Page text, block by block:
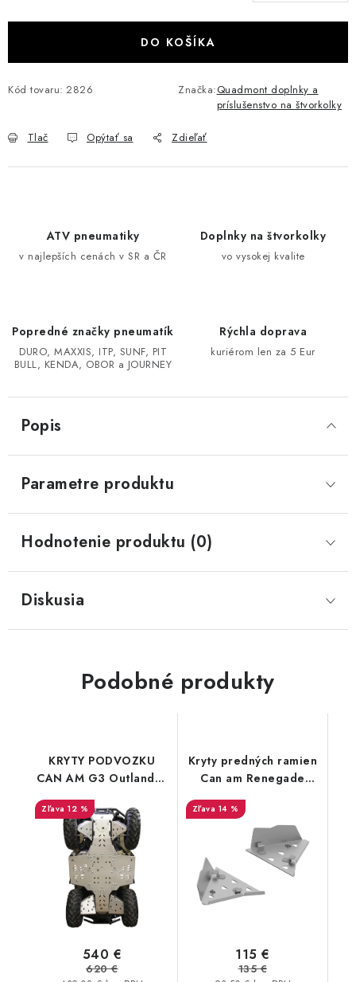
SUZUKI KINGQUAD 700/750 LTA
CAN AM OUTLANDER 570/650/800/1000
CF MOTO 800/850 GLADIATOR X8
POLARIS SPORTSMAN RZR 1000
TGB BLADE 600/1000 LT LTX
Podmienky ochrany osobných údajov
Všeobecné obchodné podmienky
DO KOŠÍKA
Kód tovaru: 2826 Značka:Quadmont doplnky a
príslušenstvo na štvorkolky
Tlač Opýtať sa Zdieľať
ATV pneumatiky
v najlepších cenách v SR a ČR
Doplnky na štvorkolky
vo vysokej kvalite
Popredné značky pneumatík
DURO, MAXXIS, ITP, SUNF, PIT
BULL, KENDA, OBOR a JOURNEY
Rýchla doprava
kuriérom len za 5 Eur
Popis
Parametre produktu
Hodnotenie produktu (0)
Diskusia
Podobné produkty
KRYTY PODVOZKU
CAN AM G3 Outlander
500 / 700 Outlander
PRO
12 %
540 €
620 €
Kryty predných ramien
Can am Renegade
1000/850/650/570
G2 2019+ ALU
14 %
115 €
135 €